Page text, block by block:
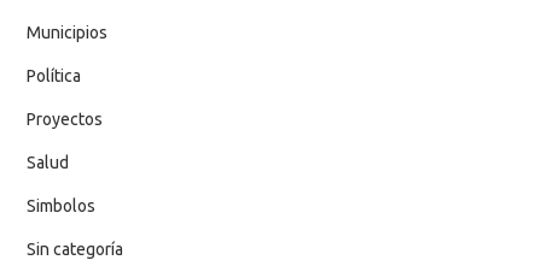
Municipios
Política
Proyectos
Salud
Simbolos
Sin categoría